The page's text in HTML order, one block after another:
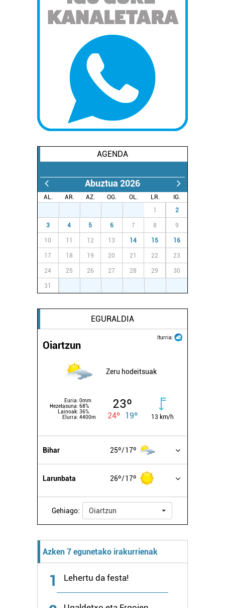
AGENDA
Abuztua 2026
AL. AR. AZ. OG. OL. LR.
IG.
1 2
3 4 5 6 7 8 9
10 11 12 13 14 15 16
17 18 19 20 21 22 23
24 25 26 27 28 29 30
31
EGURALDIA
Iturria:
Oiartzun
Zeru hodeitsuak
Euria: 0mm
Hezetasuna: 68%
Lainoak: 36%
Elurra: 4400m
23º
24º 19º 13 km/h
Bihar 25º 17º
Larunbata 26º 17º
Gehiago: Oiartzun
Azken 7 egunetako irakurrienak
1 Lehertu da festa!